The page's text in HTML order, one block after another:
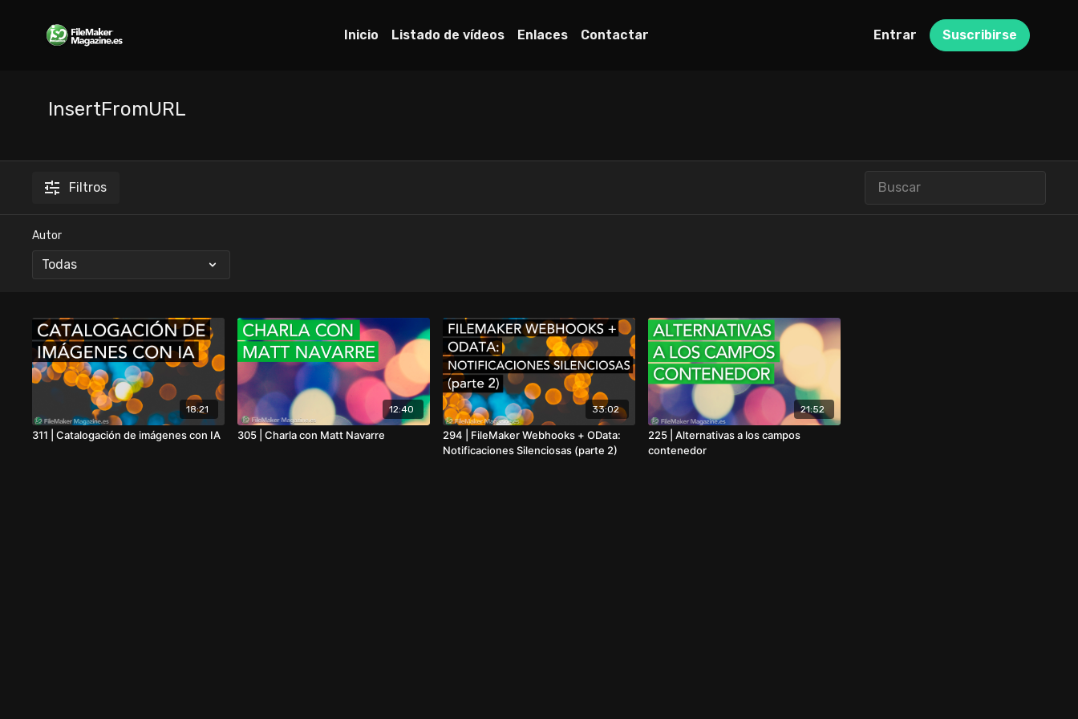
Inicio Listado de vídeos Enlaces Contactar Entrar Suscribirse
InsertFromURL
Filtros
Autor
18:21
311 | Catalogación de imágenes con IA
12:40
305 | Charla con Matt Navarre
33:02
294 | FileMaker Webhooks + OData:
Notificaciones Silenciosas (parte 2)
21:52
225 | Alternativas a los campos
contenedor